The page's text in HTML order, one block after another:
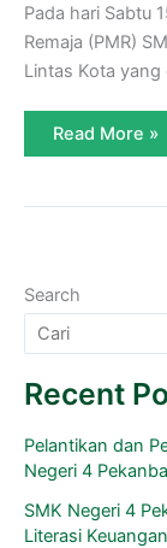
Pada hari Sabtu
Remaja (PMR)
Lintas Kota yang
Read More »
Search
Recent
Pelantikan dan
Negeri 4
SMK Negeri 4
Literasi